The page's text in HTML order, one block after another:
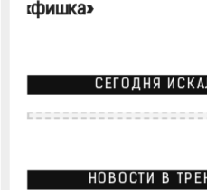
«фишка»
СЕГОДНЯ
НОВОСТИ В